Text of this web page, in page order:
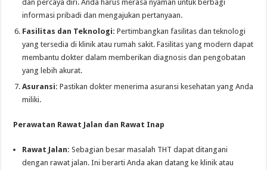
dan percaya diri. Anda harus merasa nyaman untuk berbagi
informasi pribadi dan mengajukan pertanyaan.
Fasilitas dan Teknologi: Pertimbangkan fasilitas dan teknologi
yang tersedia di klinik atau rumah sakit. Fasilitas yang modern dapat
membantu dokter dalam memberikan diagnosis dan pengobatan
yang lebih akurat.
Asuransi: Pastikan dokter menerima asuransi kesehatan yang Anda
miliki.
Perawatan Rawat Jalan dan Rawat Inap
Rawat Jalan: Sebagian besar masalah THT dapat ditangani
dengan rawat jalan. Ini berarti Anda akan datang ke klinik atau